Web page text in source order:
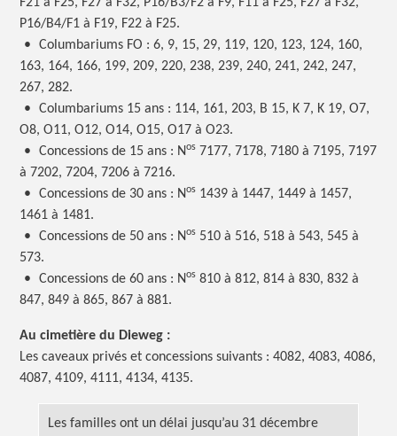
P16/B4/F1 à F19, F22 à F25.
•
Columbariums FO : 6, 9, 15, 29, 119, 120, 123, 124, 160,
163, 164, 166, 199, 209, 220, 238, 239, 240, 241, 242, 247,
267, 282.
•
Columbariums 15 ans : 114, 161, 203, B 15, K 7, K 19, O7,
O8, O11, O12, O14, O15, O17 à O23.
•
Concessions de 15 ans : Nos 7177, 7178, 7180 à 7195, 7197
à 7202, 7204, 7206 à 7216.
•
Concessions de 30 ans : Nos 1439 à 1447, 1449 à 1457,
1461 à 1481.
•
Concessions de 50 ans : Nos 510 à 516, 518 à 543, 545 à
573.
•
Concessions de 60 ans : Nos 810 à 812, 814 à 830, 832 à
847, 849 à 865, 867 à 881.
Au cimetière du Dieweg :
Les caveaux privés et concessions suivants : 4082, 4083, 4086,
4087, 4109, 4111, 4134, 4135.
Les familles ont un délai jusqu’au 31 décembre